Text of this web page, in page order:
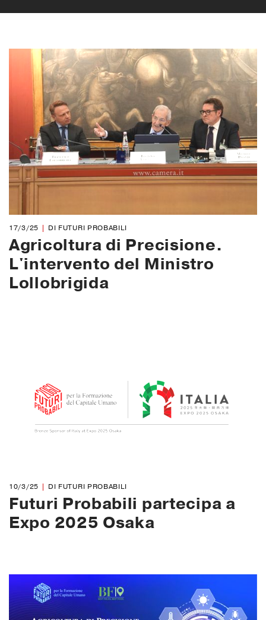
17/3/25 DI FUTURI PROBABILI
Agricoltura di Precisione.
L'intervento del Ministro
Lollobrigida
10/3/25 DI FUTURI PROBABILI
Futuri Probabili partecipa a
Expo 2025 Osaka